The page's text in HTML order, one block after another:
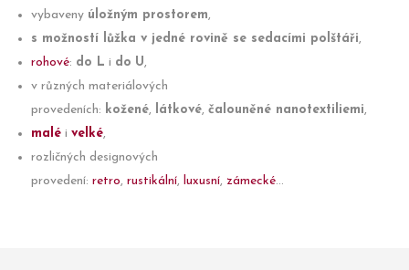
vybaveny úložným prostorem,
s možností lůžka v jedné rovině se sedacími polštáři,
rohové: do L i do U,
v různých materiálových
provedeních: kožené, látkové, čalouněné nanotextiliemi,
malé i velké,
rozličných designových
provedení: retro, rustikální, luxusní, zámecké...